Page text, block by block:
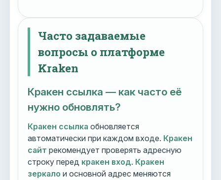
Часто задаваемые
вопросы о платформе
Kraken
Кракен ссылка — как часто её
нужно обновлять?
Кракен ссылка обновляется
автоматически при каждом входе. Кракен
сайт рекомендует проверять адресную
строку перед кракен вход. Кракен
зеркало и основной адрес меняются